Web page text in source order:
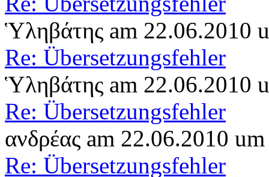
Ὑληβάτης am 22.06.2010
Re: Übersetzungsfehler
Ὑληβάτης am 22.06.2010
Re: Übersetzungsfehler
ανδρέας am 22.06.2010
Re: Übersetzungsfehler